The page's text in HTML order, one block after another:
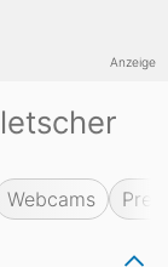
Webcams
Anzeige